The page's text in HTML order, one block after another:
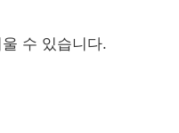
수 있습니다.